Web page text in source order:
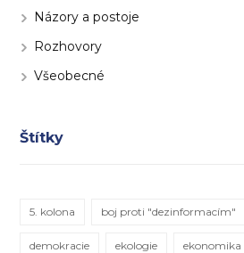
Názory a postoje
Rozhovory
Všeobecné
Štítky
5. kolona boj proti "dezinformacím"
demokracie ekologie ekonomika